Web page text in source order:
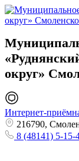
округ»
Интернет-
216790,
8 (48141) 5-15-